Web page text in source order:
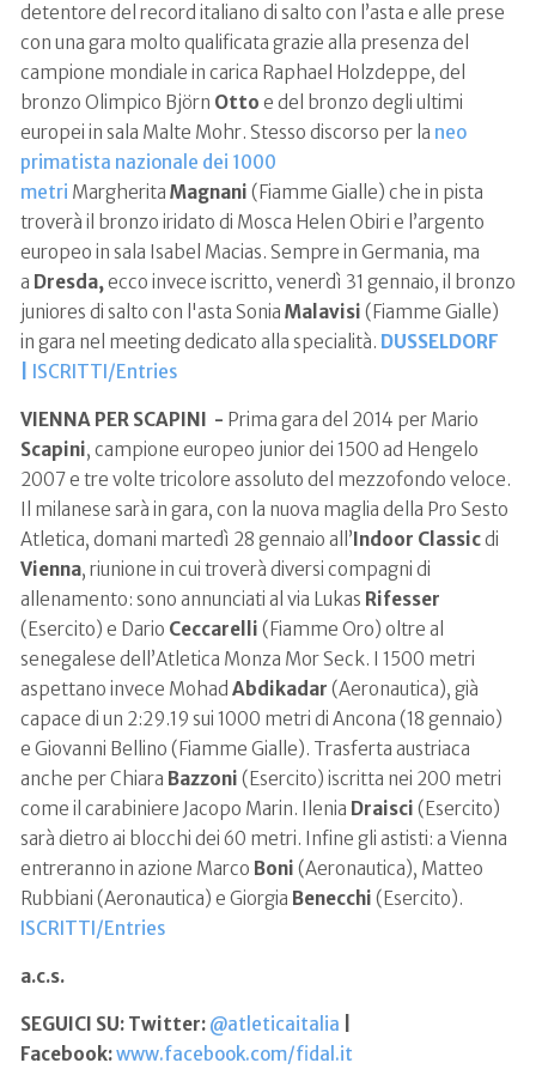
detentore del record italiano di salto con l’asta e alle prese
con una gara molto qualificata grazie alla presenza del
campione mondiale in carica Raphael Holzdeppe, del
bronzo Olimpico Björn Otto e del bronzo degli ultimi
europei in sala Malte Mohr. Stesso discorso per la neo
primatista nazionale dei 1000
metri Margherita Magnani (Fiamme Gialle) che in pista
troverà il bronzo iridato di Mosca Helen Obiri e l’argento
europeo in sala Isabel Macias. Sempre in Germania, ma
a Dresda,ecco invece iscritto, venerdì 31 gennaio, il bronzo
juniores di salto con l'asta Sonia Malavisi (Fiamme Gialle)
in gara nel meeting dedicato alla specialità. DUSSELDORF
ISCRITTI/Entries
VIENNA PER SCAPINI - Prima gara del 2014 per Mario
Scapini, campione europeo junior dei 1500 ad Hengelo
2007 e tre volte tricolore assoluto del mezzofondo veloce.
Il milanese sarà in gara, con la nuova maglia della Pro Sesto
Atletica, domani martedì 28 gennaio all’Indoor Classicdi
Vienna, riunione in cui troverà diversi compagni di
allenamento: sono annunciati al via Lukas Rifesser
(Esercito) e Dario Ceccarelli (Fiamme Oro) oltre al
senegalese dell’Atletica Monza Mor Seck. I 1500 metri
aspettano invece Mohad Abdikadar (Aeronautica), già
capace di un 2:29.19 sui 1000 metri di Ancona (18 gennaio)
e Giovanni Bellino (Fiamme Gialle). Trasferta austriaca
anche per Chiara Bazzoni (Esercito) iscritta nei 200 metri
come il carabiniere Jacopo Marin. Ilenia Draisci (Esercito)
sarà dietro ai blocchi dei 60 metri. Infine gli astisti: a Vienna
entreranno in azione Marco Boni (Aeronautica), Matteo
Rubbiani (Aeronautica) e Giorgia Benecchi (Esercito).
ISCRITTI/Entries
a.c.s.
SEGUICI SU: Twitter: @atleticaitalia
Facebook:www.facebook.com/fidal.it